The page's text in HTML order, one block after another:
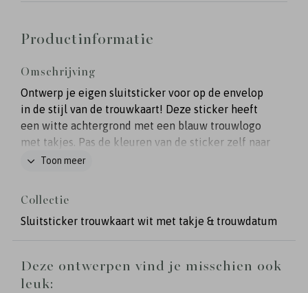
Productinformatie
Omschrijving
Ontwerp je eigen sluitsticker voor op de envelop
in de stijl van de trouwkaart! Deze sticker heeft
een witte achtergrond met een blauw trouwlogo
met takjes. Pas de kleuren van de sticker zelf naar
wens aan.
Toon meer
Collectie
Sluitsticker trouwkaart wit met takje & trouwdatum
Deze ontwerpen vind je misschien ook
leuk: